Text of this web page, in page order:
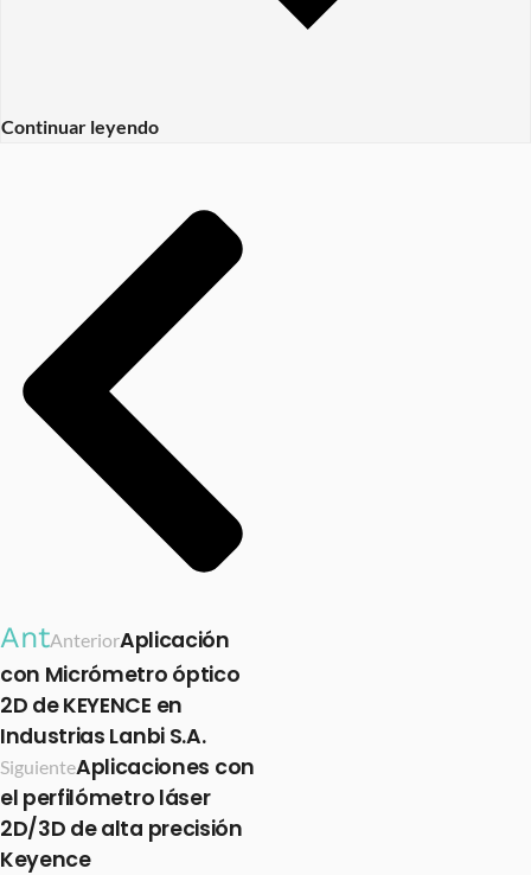
Continuar leyendo
AntAnteriorAplicación
con Micrómetro óptico
2D de KEYENCE en
Industrias Lanbi S.A.
SiguienteAplicaciones con
el perfilómetro láser
2D/3D de alta precisión
Keyence